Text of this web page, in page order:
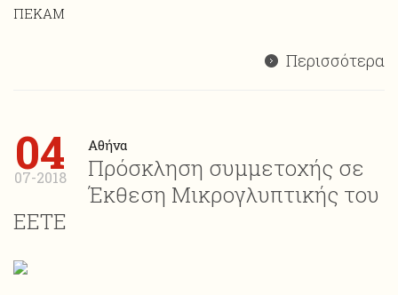
ΠΕΚΑΜ
Περισσότερα
04
07-2018
Αθήνα
Πρόσκληση συμμετοχής σε
Έκθεση Μικρογλυπτικής του
ΕΕΤΕ